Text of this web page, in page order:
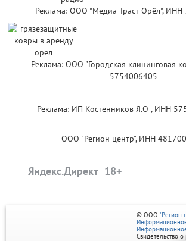
Реклама: ООО "Медиа Траст Орёл", ИНН
Реклама: ООО "Городская клининговая
5754006405
Реклама: ИП Костенников Я.О , ИНН
ООО "Регион центр", ИНН
Яндекс.Директ
© ООО "Регион
Свидетельство